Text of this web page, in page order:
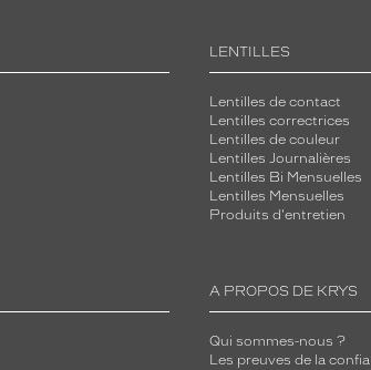
LENTILLES
Lentilles de contact
Lentilles correctrices
Lentilles de couleur
Lentilles Journalières
Lentilles Bi Mensuelles
Lentilles Mensuelles
Produits d'entretien
A PROPOS DE KRYS
Qui sommes-nous ?
Les preuves de la